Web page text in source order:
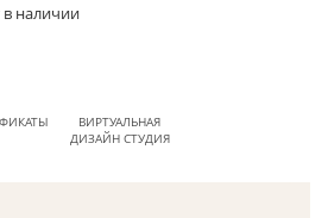
в наличии
ВИРТУАЛЬНАЯ
ДИЗАЙН СТУДИЯ